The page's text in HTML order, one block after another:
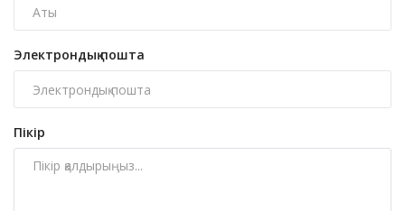
Электрондық пошта
Пікір